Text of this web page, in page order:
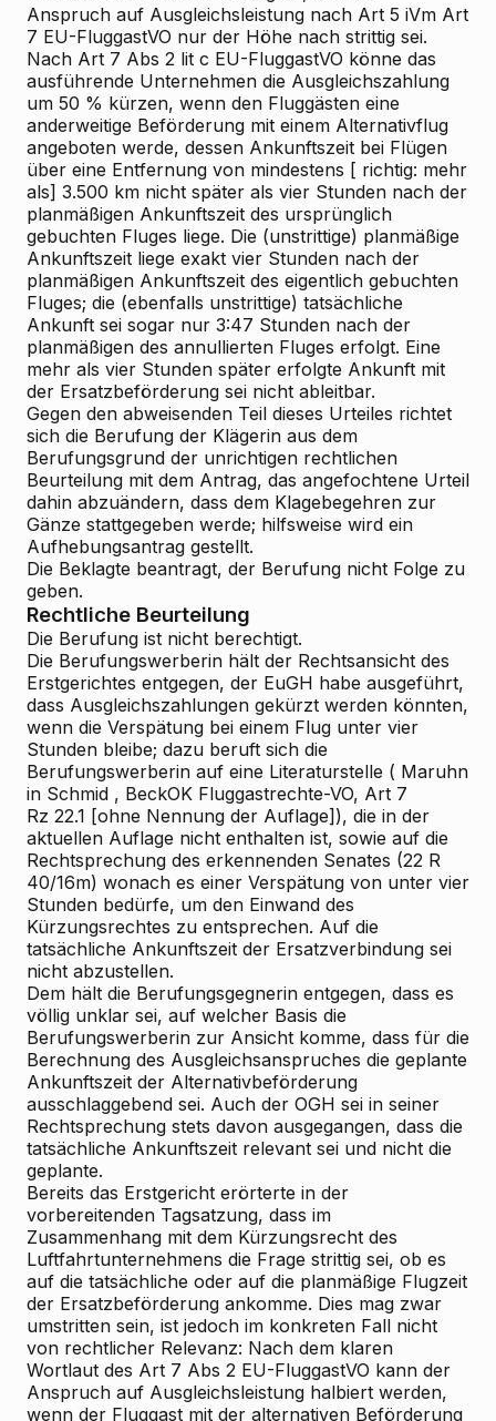
Anspruch auf Ausgleichsleistung nach Art 5 iVm Art
7 EU-FluggastVO nur der Höhe nach strittig sei.
Nach Art 7 Abs 2 lit c EU-FluggastVO könne das
ausführende Unternehmen die Ausgleichszahlung
um 50 % kürzen, wenn den Fluggästen eine
anderweitige Beförderung mit einem Alternativflug
angeboten werde, dessen Ankunftszeit bei Flügen
über eine Entfernung von mindestens [ richtig: mehr
als] 3.500 km nicht später als vier Stunden nach der
planmäßigen Ankunftszeit des ursprünglich
gebuchten Fluges liege. Die (unstrittige) planmäßige
Ankunftszeit liege exakt vier Stunden nach der
planmäßigen Ankunftszeit des eigentlich gebuchten
Fluges; die (ebenfalls unstrittige) tatsächliche
Ankunft sei sogar nur 3:47 Stunden nach der
planmäßigen des annullierten Fluges erfolgt. Eine
mehr als vier Stunden später erfolgte Ankunft mit
der Ersatzbeförderung sei nicht ableitbar.
Gegen den abweisenden Teil dieses Urteiles richtet
sich die Berufung der Klägerin aus dem
Berufungsgrund der unrichtigen rechtlichen
Beurteilung mit dem Antrag, das angefochtene Urteil
dahin abzuändern, dass dem Klagebegehren zur
Gänze stattgegeben werde; hilfsweise wird ein
Aufhebungsantrag gestellt.
Die Beklagte beantragt, der Berufung nicht Folge zu
geben.
Rechtliche Beurteilung
Die Berufung ist nicht berechtigt.
Die Berufungswerberin hält der Rechtsansicht des
Erstgerichtes entgegen, der EuGH habe ausgeführt,
dass Ausgleichszahlungen gekürzt werden könnten,
wenn die Verspätung bei einem Flug unter vier
Stunden bleibe; dazu beruft sich die
Berufungswerberin auf eine Literaturstelle ( Maruhn
in Schmid , BeckOK Fluggastrechte-VO, Art 7
Rz 22.1 [ohne Nennung der Auflage]), die in der
aktuellen Auflage nicht enthalten ist, sowie auf die
Rechtsprechung des erkennenden Senates (22 R
40/16m) wonach es einer Verspätung von unter vier
Stunden bedürfe, um den Einwand des
Kürzungsrechtes zu entsprechen. Auf die
tatsächliche Ankunftszeit der Ersatzverbindung sei
nicht abzustellen.
Dem hält die Berufungsgegnerin entgegen, dass es
völlig unklar sei, auf welcher Basis die
Berufungswerberin zur Ansicht komme, dass für die
Berechnung des Ausgleichsanspruches die geplante
Ankunftszeit der Alternativbeförderung
ausschlaggebend sei. Auch der OGH sei in seiner
Rechtsprechung stets davon ausgegangen, dass die
tatsächliche Ankunftszeit relevant sei und nicht die
geplante.
Bereits das Erstgericht erörterte in der
vorbereitenden Tagsatzung, dass im
Zusammenhang mit dem Kürzungsrecht des
Luftfahrtunternehmens die Frage strittig sei, ob es
auf die tatsächliche oder auf die planmäßige Flugzeit
der Ersatzbeförderung ankomme. Dies mag zwar
umstritten sein, ist jedoch im konkreten Fall nicht
von rechtlicher Relevanz: Nach dem klaren
Wortlaut des Art 7 Abs 2 EU-FluggastVO kann der
Anspruch auf Ausgleichsleistung halbiert werden,
wenn der Fluggast mit der alternativen Beförderung